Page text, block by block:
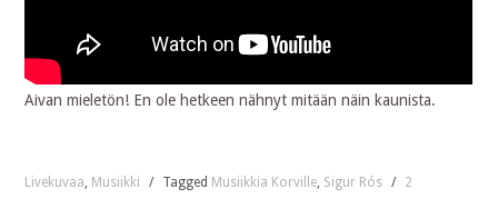
Aivan mieletön! En ole hetkeen nähnyt mitään näin kaunista.
Livekuvaa Musiikki / Tagged Musiikkia Korville Sigur Rós / 2